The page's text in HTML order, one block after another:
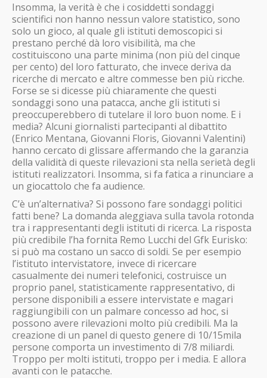
Insomma, la verità è che i cosiddetti sondaggi
scientifici non hanno nessun valore statistico, sono
solo un gioco, al quale gli istituti demoscopici si
prestano perché dà loro visibilità, ma che
costituiscono una parte minima (non più del cinque
per cento) del loro fatturato, che invece deriva da
ricerche di mercato e altre commesse ben più ricche.
Forse se si dicesse più chiaramente che questi
sondaggi sono una patacca, anche gli istituti si
preoccuperebbero di tutelare il loro buon nome. E i
media? Alcuni giornalisti partecipanti al dibattito
(Enrico Mentana, Giovanni Floris, Giovanni Valentini)
hanno cercato di glissare affermando che la garanzia
della validità di queste rilevazioni sta nella serietà degli
istituti realizzatori. Insomma, si fa fatica a rinunciare a
un giocattolo che fa audience.
C’è un’alternativa? Si possono fare sondaggi politici
fatti bene? La domanda aleggiava sulla tavola rotonda
tra i rappresentanti degli istituti di ricerca. La risposta
più credibile l’ha fornita Remo Lucchi del Gfk Eurisko:
si può ma costano un sacco di soldi. Se per esempio
l’istituto intervistatore, invece di ricercare
casualmente dei numeri telefonici, costruisce un
proprio panel, statisticamente rappresentativo, di
persone disponibili a essere intervistate e magari
raggiungibili con un palmare concesso ad hoc, si
possono avere rilevazioni molto più credibili. Ma la
creazione di un panel di questo genere di 10/15mila
persone comporta un investimento di 7/8 miliardi.
Troppo per molti istituti, troppo per i media. E allora
avanti con le patacche.